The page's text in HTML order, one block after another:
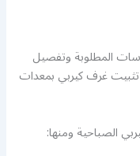
المطلوبة وتفصيل
غرف كيربي بمعدات
الصباحية ومنها: